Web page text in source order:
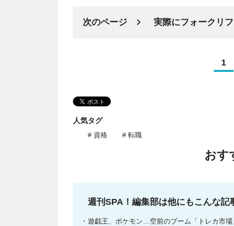
次のページ 実際にフォークリ
1
人気タグ
# 資格 # 転職
おす
週刊SPA！編集部は他にもこんな記
遊戯王、ポケモン…空前のブーム「トレカ市